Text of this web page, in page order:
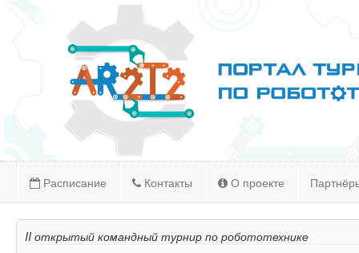
Расписание Контакты О проекте
II открытый командный турнир по робототехнике